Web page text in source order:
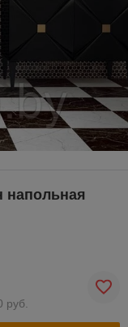
напольная